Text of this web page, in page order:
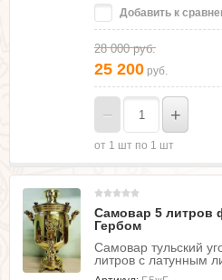
Добавить к
28 000руб.
25 200 руб.
− +
от 1 шт по 1 шт
Самовар 5 литров
Гербом
Самовар тульский
литров с латунным